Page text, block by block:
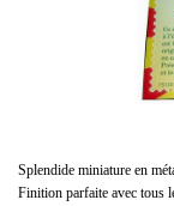
Splendide miniature en
Finition parfaite avec tous